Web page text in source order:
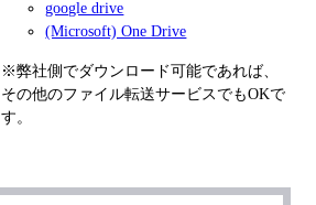
google drive
(Microsoft) One Drive
※弊社側でダウンロード可能であれば、
その他のファイル転送サービスでもOKで
す。